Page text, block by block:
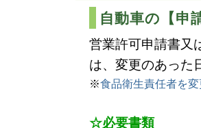
自動車の【申
営業許可申請書又
は、変更のあった
※食品衛生責任者を
☆必要書類